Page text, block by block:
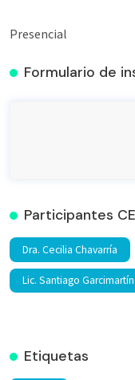
Presencial
Formulario de
Participantes
Dra. Cecilia Chavarría
Lic. Santiago Garcimartín
Etiquetas